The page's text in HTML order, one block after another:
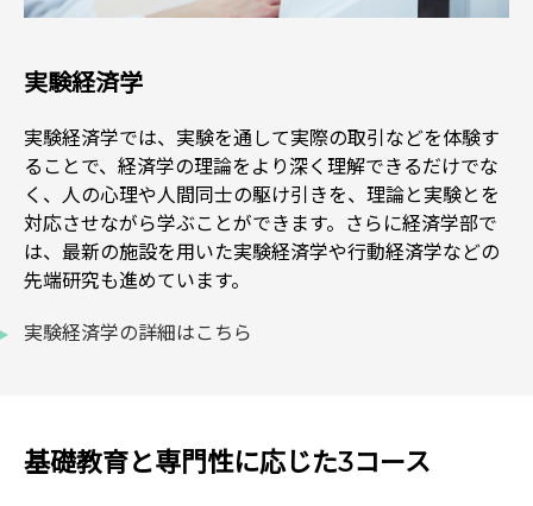
実験経済学
実験経済学では、実験を通して実際の取引などを体験す
ることで、経済学の理論をより深く理解できるだけでな
く、人の心理や人間同士の駆け引きを、理論と実験とを
対応させながら学ぶことができます。さらに経済学部で
は、最新の施設を用いた実験経済学や行動経済学などの
先端研究も進めています。
実験経済学の詳細はこちら
基礎教育と専門性に応じた3コース